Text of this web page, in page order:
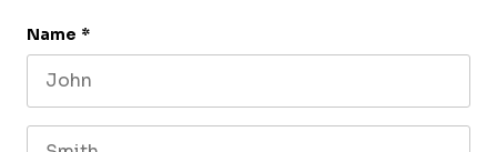
Name *